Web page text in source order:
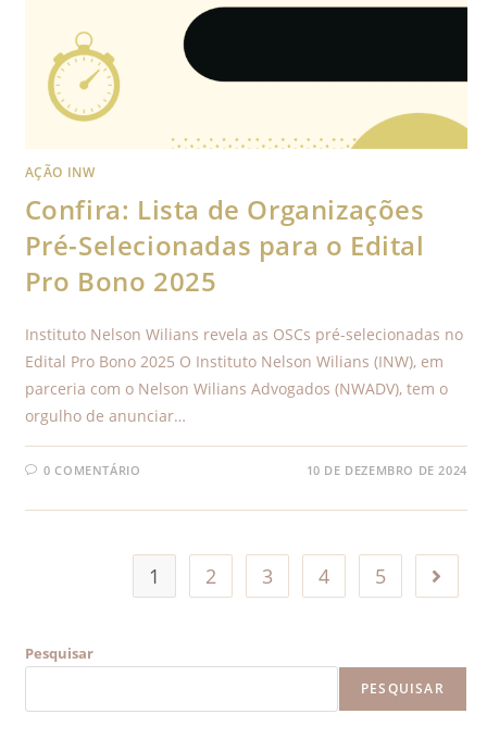
AÇÃO INW
Confira: Lista de Organizações
Pré-Selecionadas para o Edital
Pro Bono 2025
Instituto Nelson Wilians revela as OSCs pré-selecionadas no
Edital Pro Bono 2025 O Instituto Nelson Wilians (INW), em
parceria com o Nelson Wilians Advogados (NWADV), tem o
orgulho de anunciar…
0 COMENTÁRIO 10 DE DEZEMBRO DE 2024
1 2 3 4 5
Pesquisar
PESQUISAR